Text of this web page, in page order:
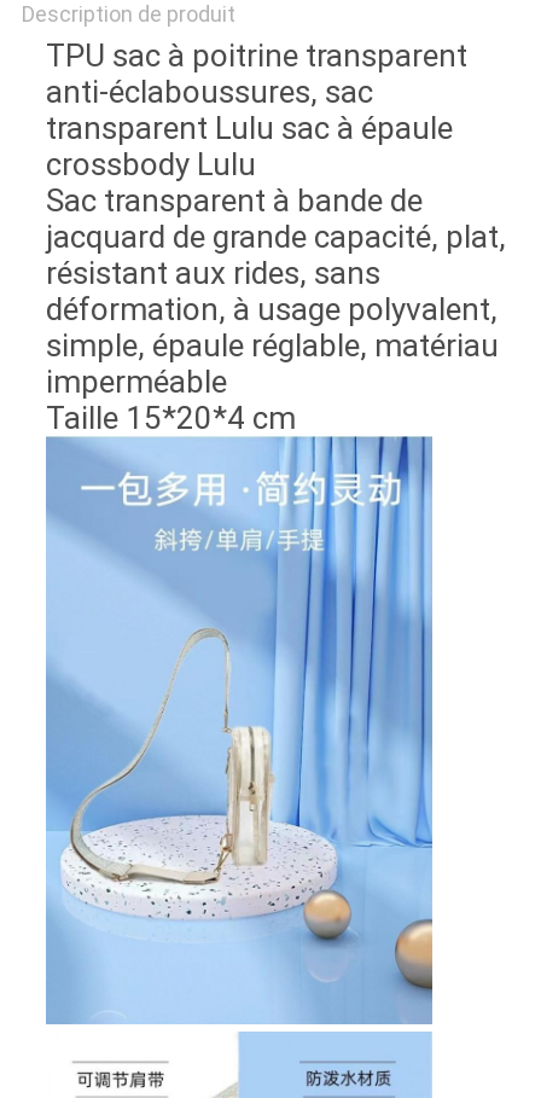
Description de produit
TPU sac à poitrine transparent
anti-éclaboussures, sac
transparent Lulu sac à épaule
crossbody Lulu
Sac transparent à bande de
jacquard de grande capacité, plat,
résistant aux rides, sans
déformation, à usage polyvalent,
simple, épaule réglable, matériau
imperméable
Taille 15*20*4 cm